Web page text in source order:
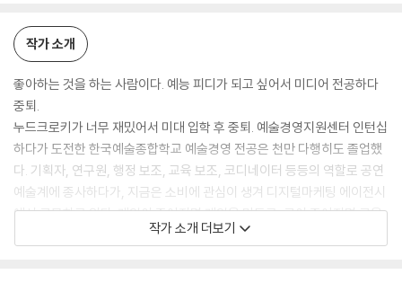
작가 소개
좋아하는 것을 하는 사람이다. 예능 피디가 되고 싶어서 미디어 전공하다
중퇴.
누드크로키가 너무 재밌어서 미대 입학 후 중퇴. 예술경영지원센터 인턴십
하다가 도전한 한국예술종합학교 예술경영 전공은 천만 다행히도 졸업했
다. 기획자, 연구원, 행정 보조, 교육 보조, 코디네이터 등등의 역할로 공연
예술계에 종사하다가, 지금은 소비에 관심이 생겨 디지털마케팅 에이전시
에서 근무하고 있다. 게임이 좋아지면 게임을 만들고, 글이 좋아지면 글을
쓴다. 이 다음에는 무엇을 더 좋아하게 될지 늘 두근두근하다.
작가 소개 더보기